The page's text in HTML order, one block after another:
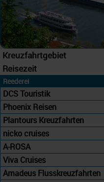
Kreuzfahrtgebiet
Reisezeit
Reederei
DCS Touristik
Phoenix Reisen
Plantours Kreuzfahrten
nicko cruises
A-ROSA
Viva Cruises
Amadeus Flusskreuzfahrten